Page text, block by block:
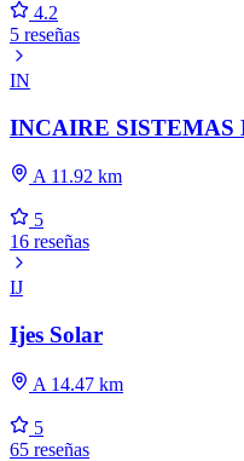
4.2
5 reseñas
IN
INCAIRE
A 11.92 km
5
16 reseñas
IJ
Ijes Solar
A 14.47 km
5
65 reseñas